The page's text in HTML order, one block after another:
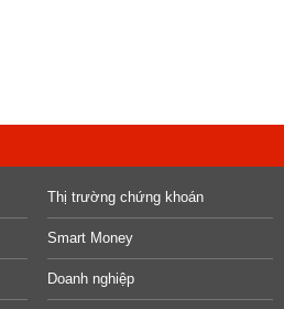
Thị trường chứng khoán
Smart Money
Doanh nghiệp